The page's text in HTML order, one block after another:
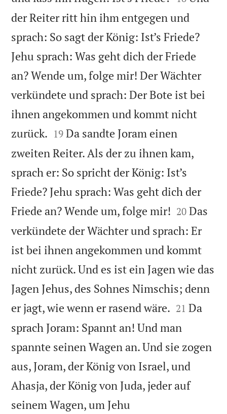
der Reiter ritt hin ihm entgegen und
sprach: So sagt der König: Ist’s Friede?
Jehu sprach: Was geht dich der Friede
an? Wende um, folge mir! Der Wächter
verkündete und sprach: Der Bote ist bei
ihnen angekommen und kommt nicht
zurück. 

19 Da sandte Joram einen
zweiten Reiter. Als der zu ihnen kam,
sprach er: So spricht der König: Ist’s
Friede? Jehu sprach: Was geht dich der
Friede an? Wende um, folge mir! 

20 Das
verkündete der Wächter und sprach: Er
ist bei ihnen angekommen und kommt
nicht zurück. Und es ist ein Jagen wie das
Jagen Jehus, des Sohnes Nimschis; denn
er jagt, wie wenn er rasend wäre. 

21 Da
sprach Joram: Spannt an! Und man
spannte seinen Wagen an. Und sie zogen
aus, Joram, der König von Israel, und
Ahasja, der König von Juda, jeder auf
seinem Wagen, um Jehu